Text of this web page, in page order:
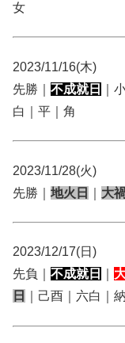
女
2023/11/16(木)
先勝｜ 不成就日 ｜
白｜平｜角
2023/11/28(火)
先勝｜ 地火日 大
2023/12/17(日)
先負｜ 不成就日
日
｜己酉｜六白｜